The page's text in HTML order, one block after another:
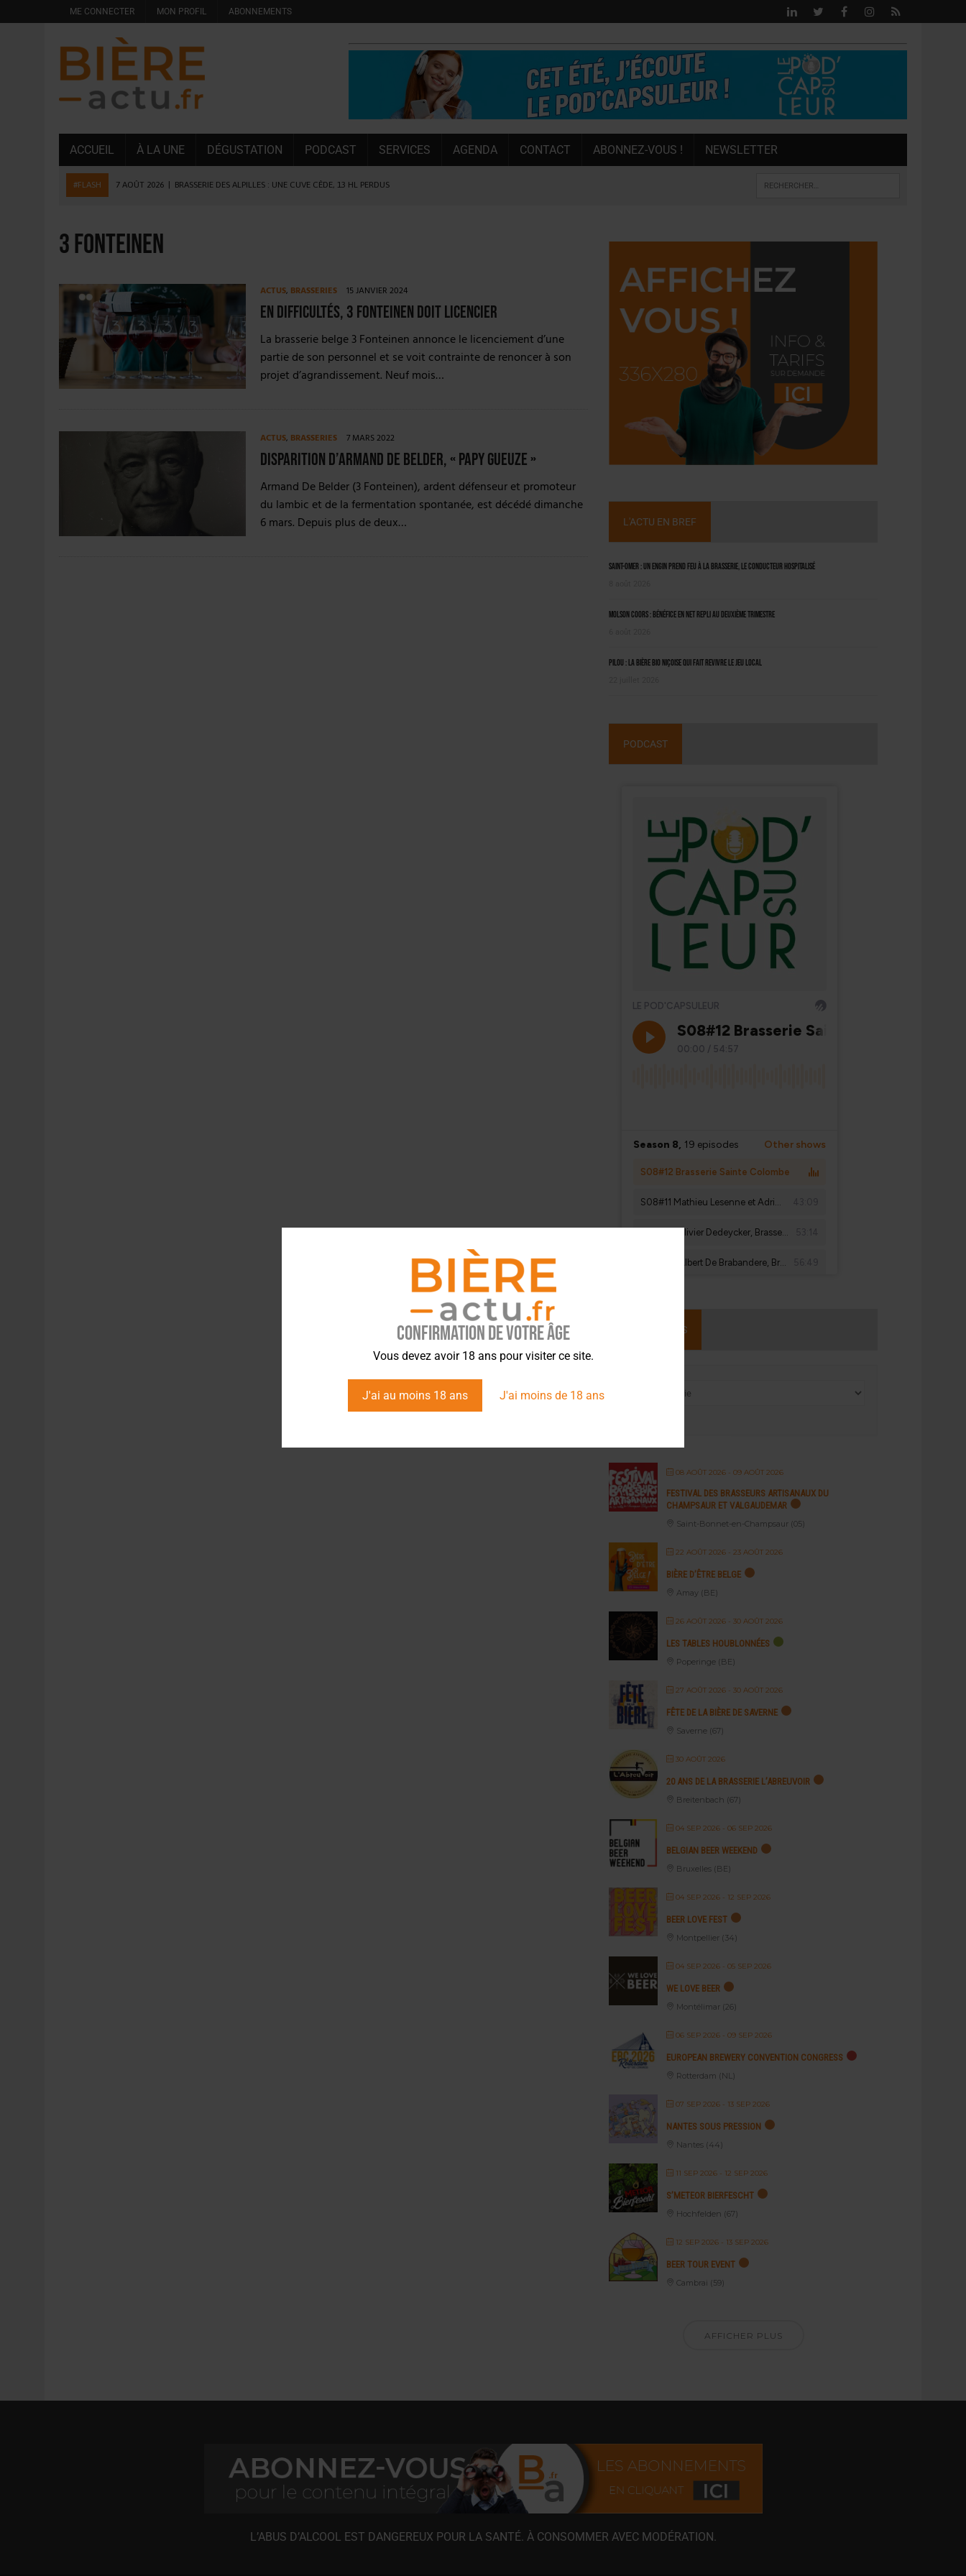
Confirmation de votre âge
Vous devez avoir 18 ans pour visiter ce site.
J'ai au moins 18 ans J'ai moins de 18 ans
ME CONNECTER MON PROFIL ABONNEMENTS
ACCUEIL À LA UNE DÉGUSTATION PODCAST SERVICES AGENDA CONTACT ABONNEZ-VOUS ! NEWSLETTER
#FLASH 7 AOÛT 2026 BRASSERIE DES ALPILLES : UNE CUVE CÈDE, 13 HL PERDUS
6 AOÛT 2026 | SAVERNE : LA FÊTE DE LA BIÈRE SOUFFLE SA 15E BOUGIE
5 AOÛT 2026 | HEINEKEN A SUPPRIMÉ 3 000 POSTES AU PREMIER SEMESTRE
4 AOÛT 2026 DESPERADOS AVENIDA : 3 INNOVATIONS LATINES DE L’ÉTÉ
4 AOÛT 2026 LA GÉNÉRATION Z ET LA MODÉRATION RÉINVENTENT LE MARCHÉ [ÉTUDE]
7 AOÛT 2026 LES EXPORTATIONS DE L’UE CHUTENT DE 11 % EN 2025
3 Fonteinen
ACTUS, BRASSERIES 15 JANVIER 2024
En difficultés, 3 Fonteinen doit licencier
La brasserie belge 3 Fonteinen annonce le licenciement d’une
partie de son personnel et se voit contrainte de renoncer à son
projet d’agrandissement. Neuf mois…
ACTUS, BRASSERIES 7 MARS 2022
Disparition d’Armand De Belder, « Papy Gueuze »
Armand De Belder (3 Fonteinen), ardent défenseur et promoteur
du lambic et de la fermentation spontanée, est décédé dimanche
6 mars. Depuis plus de deux…
L'ACTU EN BREF
Saint-Omer : un engin prend feu à la brasserie, le conducteur hospitalisé
Molson Coors : bénéfice en net repli au deuxième trimestre
Pilou : la bière bio niçoise qui fait revivre le jeu local
PODCAST
ÉVÉNEMENTS
08 AOÛT 2026 - 09 AOÛT 2026
FESTIVAL DES BRASSEURS ARTISANAUX DU
CHAMPSAUR ET VALGAUDEMAR
Saint-Bonnet-en-Champsaur (05)
22 AOÛT 2026 - 23 AOÛT 2026
BIÈRE D’ÊTRE BELGE
Amay (BE)
26 AOÛT 2026 - 30 AOÛT 2026
LES TABLES HOUBLONNÉES
Poperinge (BE)
27 AOÛT 2026 - 30 AOÛT 2026
FÊTE DE LA BIÈRE DE SAVERNE
Saverne (67)
30 AOÛT 2026
20 ANS DE LA BRASSERIE L’ABREUVOIR
Breitenbach (67)
04 SEP 2026 - 06 SEP 2026
BELGIAN BEER WEEKEND
Bruxelles (BE)
04 SEP 2026 - 12 SEP 2026
BEER LOVE FEST
Montpellier (34)
04 SEP 2026 - 05 SEP 2026
WE LOVE BEER
Montélimar (26)
06 SEP 2026 - 09 SEP 2026
EUROPEAN BREWERY CONVENTION CONGRESS
Rotterdam (NL)
07 SEP 2026 - 13 SEP 2026
NANTES SOUS PRESSION
Nantes (44)
11 SEP 2026 - 12 SEP 2026
S’METEOR BIERFESCHT
Hochfelden (67)
12 SEP 2026 - 13 SEP 2026
BEER TOUR EVENT
Cambrai (59)
AFFICHER PLUS
L’ABUS D’ALCOOL EST DANGEREUX POUR LA SANTÉ. À CONSOMMER AVEC MODÉRATION.